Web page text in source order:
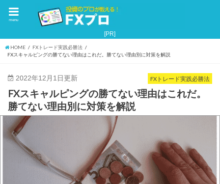
menu
HOME
FXトレード実践必勝法
FXスキャルピングの勝てない理由はこれだ。勝てない理由別に対策を解説
FXトレード実践必勝法
2022年12月1日更新
FXスキャルピングの勝てない理由はこれだ。
勝てない理由別に対策を解説